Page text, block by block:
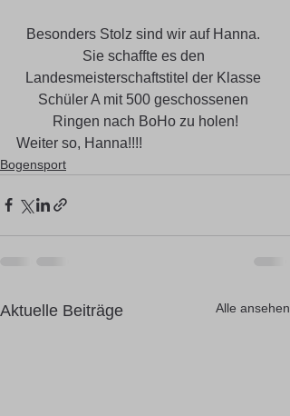
Besonders Stolz sind wir auf Hanna.
Sie schaffte es den
Landesmeisterschaftstitel der Klasse
Schüler A mit 500 geschossenen
Ringen nach BoHo zu holen!
Weiter so, Hanna!!!!
Bogensport
Aktuelle Beiträge Alle ansehen